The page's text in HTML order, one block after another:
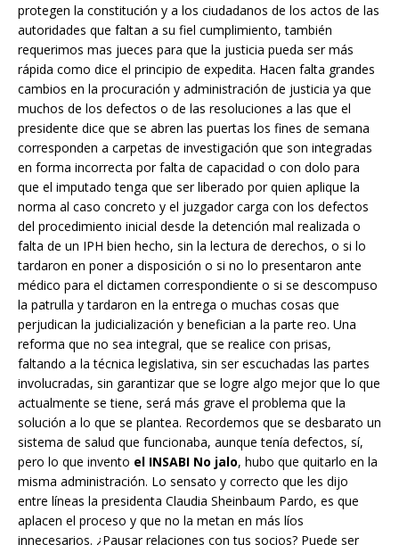
protegen la constitución y a los ciudadanos de los actos de las
autoridades que faltan a su fiel cumplimiento, también
requerimos mas jueces para que la justicia pueda ser más
rápida como dice el principio de expedita. Hacen falta grandes
cambios en la procuración y administración de justicia ya que
muchos de los defectos o de las resoluciones a las que el
presidente dice que se abren las puertas los fines de semana
corresponden a carpetas de investigación que son integradas
en forma incorrecta por falta de capacidad o con dolo para
que el imputado tenga que ser liberado por quien aplique la
norma al caso concreto y el juzgador carga con los defectos
del procedimiento inicial desde la detención mal realizada o
falta de un IPH bien hecho, sin la lectura de derechos, o si lo
tardaron en poner a disposición o si no lo presentaron ante
médico para el dictamen correspondiente o si se descompuso
la patrulla y tardaron en la entrega o muchas cosas que
perjudican la judicialización y benefician a la parte reo. Una
reforma que no sea integral, que se realice con prisas,
faltando a la técnica legislativa, sin ser escuchadas las partes
involucradas, sin garantizar que se logre algo mejor que lo que
actualmente se tiene, será más grave el problema que la
solución a lo que se plantea. Recordemos que se desbarato un
sistema de salud que funcionaba, aunque tenía defectos, sí,
pero lo que invento el INSABI No jalo, hubo que quitarlo en la
misma administración. Lo sensato y correcto que les dijo
entre líneas la presidenta Claudia Sheinbaum Pardo, es que
aplacen el proceso y que no la metan en más líos
innecesarios. ¿Pausar relaciones con tus socios? Puede ser